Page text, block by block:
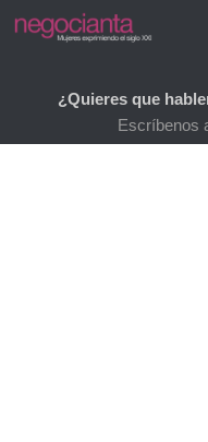
Saltar al contenido
¿Quieres que
Escríbenos